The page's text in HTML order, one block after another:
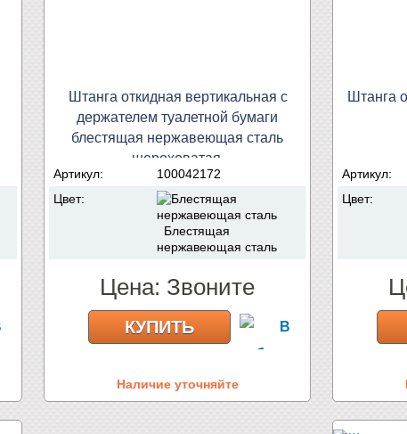
Штанга откидная вертикальная с
держателем туалетной бумаги
блестящая нержавеющая сталь
шероховатая
Артикул:
100042172
Цвет:
Блестящая
нержавеющая сталь
Цена: Звоните
КУПИТЬ
Наличие уточняйте
Штанга
Артикул:
Цвет: